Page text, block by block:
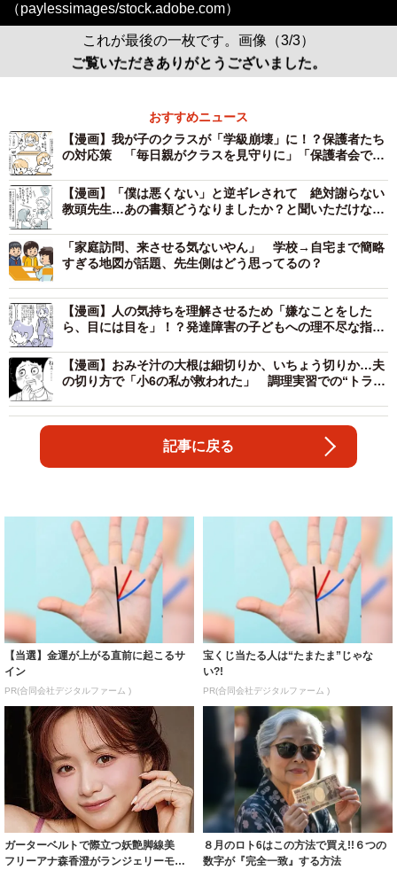
（paylessimages/stock.adobe.com）
これが最後の一枚です。画像（3/3）
ご覧いただきありがとうございました。
おすすめニュース
【漫画】我が子のクラスが「学級崩壊」に！？保護者たち
の対応策 「毎日親がクラスを見守りに」「保護者会でク
【漫画】「僕は悪くない」と逆ギレされて 絶対謝らない
教頭先生…あの書類どうなりましたか？と聞いただけなの
「家庭訪問、来させる気ないやん」 学校→自宅まで簡略
すぎる地図が話題、先生側はどう思ってるの？
【漫画】人の気持ちを理解させるため「嫌なことをした
ら、目には目を」！？発達障害の子どもへの理不尽な指導
【漫画】おみそ汁の大根は細切りか、いちょう切りか…夫
の切り方で「小6の私が救われた」 調理実習での“トラウ
記事に戻る
【当選】金運が上がる直前に起こるサ
イン
PR(合同会社デジタルファーム )
宝くじ当たる人は“たまたま”じゃな
い?!
PR(合同会社デジタルファーム )
ガーターベルトで際立つ妖艶脚線美
フリーアナ森香澄がランジェリーモデ
８月のロト6はこの方法で買え!!６つの
数字が『完全一致』する方法